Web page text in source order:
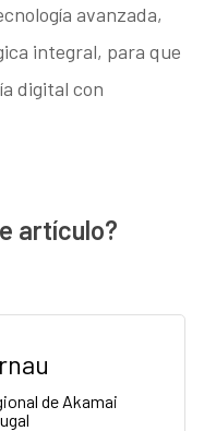
avanzada,
integral, para que
digital con
artículo?
de Akamai